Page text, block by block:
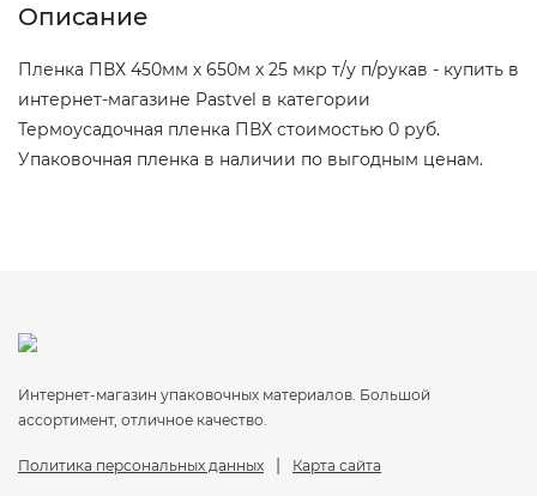
Описание
Пленка ПВХ 450мм х 650м х 25 мкр т/у п/рукав - купить в
интернет-магазине Pastvel в категории
Термоусадочная пленка ПВХ стоимостью 0 руб.
Упаковочная пленка в наличии по выгодным ценам.
Интернет-магазин упаковочных материалов. Большой
ассортимент, отличное качество.
Политика персональных данных | Карта сайта